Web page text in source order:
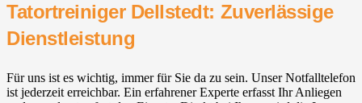
Tatortreiniger Dellstedt: Zuverlässige
Dienstleistung
Für uns ist es wichtig, immer für Sie da zu sein. Unser Notfalltelefon
ist jederzeit erreichbar. Ein erfahrener Experte erfasst Ihr Anliegen